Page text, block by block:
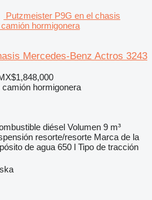
Putzmeister P9G en el chasis
hormigonera
Mercedes-Benz Actros 3243
hormigonera
diésel Volumen 9 m³
resorte/resorte Marca de la
de agua 650 l Tipo de tracción